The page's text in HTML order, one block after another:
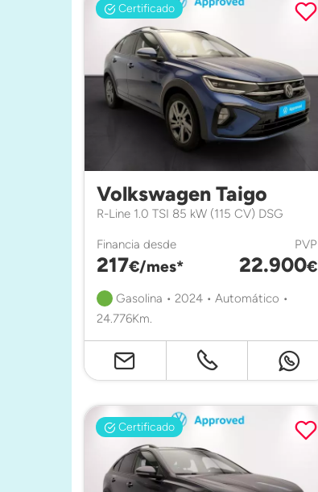
Certificado
Volkswagen Taigo
R-Line 1.0 TSI 85 kW (115 CV) DSG
Financia desde
217€/mes*
PVP
22.900€
Gasolina • 2024 • Automático •
24.776Km.
Certificado